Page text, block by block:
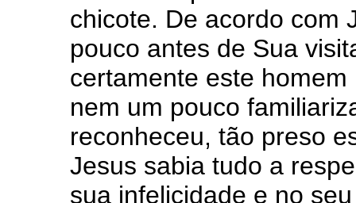
chicote. De acordo com
pouco antes de Sua
certamente este
nem um pouco
reconheceu, tão preso
Jesus sabia tudo a
sua infelicidade e no